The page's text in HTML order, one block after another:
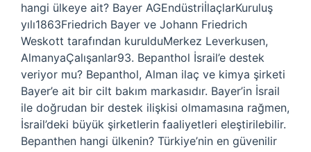
hangi ülkeye ait? Bayer AGEndüstriİlaçlarKuruluş
yılı1863Friedrich Bayer ve Johann Friedrich
Weskott tarafından kurulduMerkez Leverkusen,
AlmanyaÇalışanlar93. Bepanthol İsrail’e destek
veriyor mu? Bepanthol, Alman ilaç ve kimya şirketi
Bayer’e ait bir cilt bakım markasıdır. Bayer’in İsrail
ile doğrudan bir destek ilişkisi olmamasına rağmen,
İsrail’deki büyük şirketlerin faaliyetleri eleştirilebilir.
Bepanthen hangi ülkenin? Türkiye’nin en güvenilir